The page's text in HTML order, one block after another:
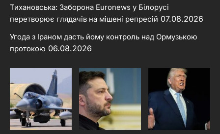
Тихановська: Заборона Euronews у Білорусі
перетворює глядачів на мішені репресій 07.08.2026
Угода з Іраном дасть йому контроль над Ормузькою
протокою 06.08.2026